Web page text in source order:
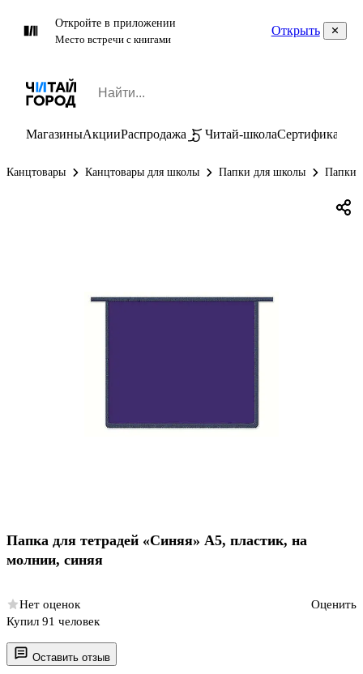
Откройте в приложении
Место встречи с книгами
Открыть
МагазиныАкцииРаспродажа Читай-школаСертификаты
Канцтовары Канцтовары для школы Папки для школы Папки
Оставить отзыв
Папка для тетрадей «Синяя» А5, пластик, на
молнии, синяя
Нет оценок
Оценить
Купил 91 человек